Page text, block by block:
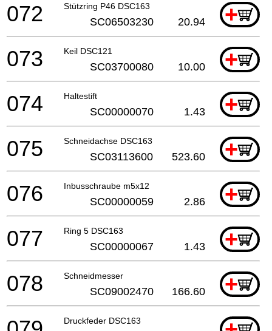
Stützring P46 DSC163 +
072 SC06503230 20.94
Keil DSC121 +
073 SC03700080 10.00
Haltestift +
074 SC00000070 1.43
Schneidachse DSC163 +
075 SC03113600 523.60
Inbusschraube m5x12 +
076 SC00000059 2.86
Ring 5 DSC163 +
077 SC00000067 1.43
Schneidmesser +
078 SC09002470 166.60
Druckfeder DSC163